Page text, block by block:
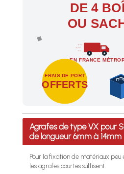
DE 4
OU
EN FRANCE
FRAIS DE PORT
OFFERTS
Profitez des Frais de port
Agrafes de type VX pour
de longueur 6mm à 14mm
Pour la fixation de matériaux peu
les agrafes courtes suffisent.